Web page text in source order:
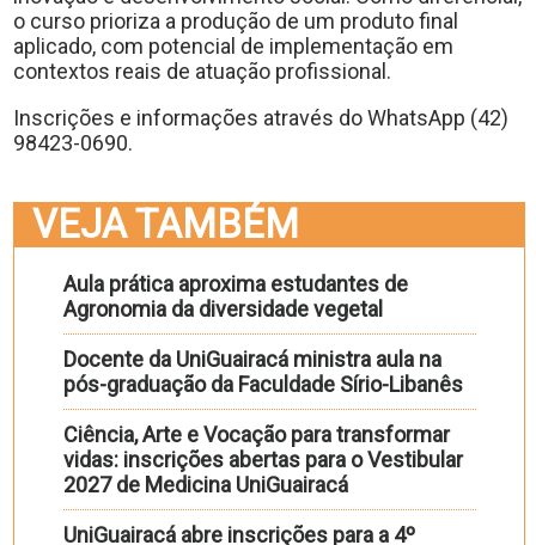
o curso prioriza a produção de um produto final
aplicado, com potencial de implementação em
contextos reais de atuação profissional.
Inscrições e informações através do WhatsApp (42)
98423-0690.
VEJA TAMBÉM
Aula prática aproxima estudantes de
Agronomia da diversidade vegetal
Docente da UniGuairacá ministra aula na
pós-graduação da Faculdade Sírio-Libanês
Ciência, Arte e Vocação para transformar
vidas: inscrições abertas para o Vestibular
2027 de Medicina UniGuairacá
UniGuairacá abre inscrições para a 4º